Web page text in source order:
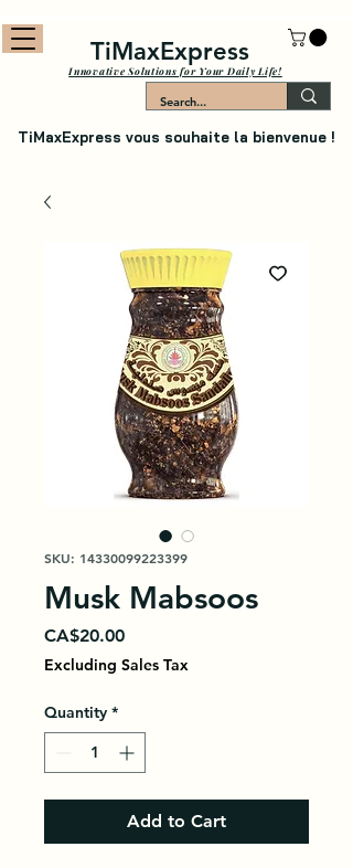
TiMaxExpress vous souhaite la bienvenue !
Innovative Solutions for Your Daily Life!
TiMaxExpress
SKU: 14330099223399
Musk Mabsoos
CA$20.00Price
Excluding Sales Tax
Quantity *
Add to Cart